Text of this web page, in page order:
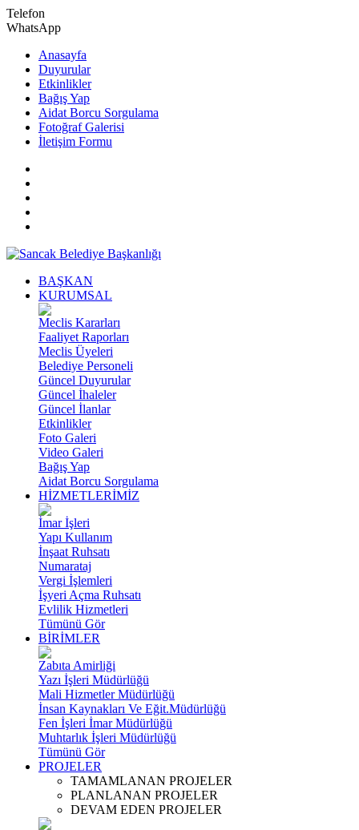
Telefon
WhatsApp
Anasayfa
Duyurular
Etkinlikler
Bağış Yap
Aidat Borcu Sorgulama
Fotoğraf Galerisi
İletişim Formu
BAŞKAN
KURUMSAL
Meclis Kararları
Faaliyet Raporları
Meclis Üyeleri
Belediye Personeli
Güncel Duyurular
Güncel İhaleler
Güncel İlanlar
Etkinlikler
Foto Galeri
Video Galeri
Bağış Yap
Aidat Borcu Sorgulama
HİZMETLERİMİZ
İmar İşleri
Yapı Kullanım
İnşaat Ruhsatı
Numarataj
Vergi İşlemleri
İşyeri Açma Ruhsatı
Evlilik Hizmetleri
Tümünü Gör
BİRİMLER
Zabıta Amirliği
Yazı İşleri Müdürlüğü
Mali Hizmetler Müdürlüğü
İnsan Kaynakları Ve Eğit.Müdürlüğü
Fen İşleri İmar Müdürlüğü
Muhtarlık İşleri Müdürlüğü
Tümünü Gör
PROJELER
TAMAMLANAN PROJELER
PLANLANAN PROJELER
DEVAM EDEN PROJELER